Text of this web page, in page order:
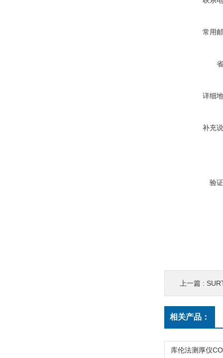
常用
详细
补充
验
上一篇 :
相关产品：